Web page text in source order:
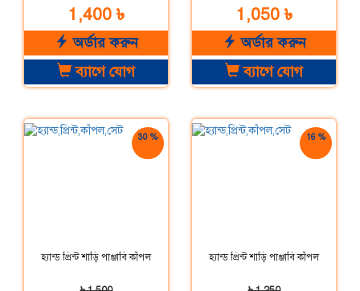
1,400 ৳
অর্ডার করুন
ব্যাগে যোগ
1,050 ৳
অর্ডার করুন
ব্যাগে যোগ
30 %
হ্যান্ড প্রিন্ট শাড়ি পাঞ্জাবি কাঁপল
16 %
হ্যান্ড প্রিন্ট শাড়ি পাঞ্জাবি কাঁপল